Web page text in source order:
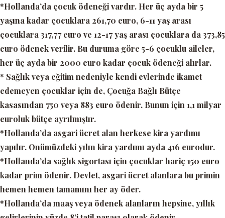
*Hollanda’da çocuk ödeneği vardır. Her üç ayda bir 5
yaşına kadar çocuklara 261,70 euro, 6-11 yaş arası
çocuklara 317,77 euro ve 12-17 yaş arası çocuklara da 373,85
euro ödenek verilir. Bu duruma göre 5-6 çocuklu aileler,
her üç ayda bir 2000 euro kadar çocuk ödeneği alırlar.
* Sağlık veya eğitim nedeniyle kendi evlerinde ikamet
edemeyen çocuklar için de, Çocuğa Bağlı Bütçe
kasasından 750 veya 883 euro ödenir. Bunun için 1,1 milyar
euroluk bütçe ayrılmıştır.
*Hollanda’da asgari ücret alan herkese kira yardımı
yapılır. Onümüzdeki yılın kira yardımı ayda 416 eurodur.
*Hollanda’da sağlık sigortası için çocuklar hariç 150 euro
kadar prim ödenir. Devlet, asgari ücret alanlara bu primin
hemen hemen tamamını her ay öder.
*Hollanda’da maaş veya ödenek alanların hepsine, yıllık